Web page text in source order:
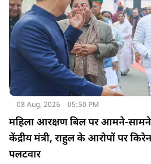
08 Aug, 2026 05:50 PM
महिला आरक्षण बिल पर आमने-
केंद्रीय मंत्री, राहुल के आरोपों पर
पलटवार